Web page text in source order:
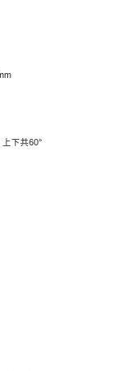
；若仍有額度不足之情
或使用他人資訊註冊。
下共60°